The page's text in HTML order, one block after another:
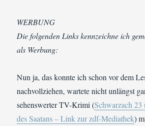
WERBUNG
Die folgenden Links kennzeichne ich
als Werbung:
Nun ja, das konnte ich schon vor dem
nachvollziehen, wartete nicht unlängst
sehenswerter TV-Krimi (Schwarzach 23
des Saatans – Link zur zdf-Mediathek)